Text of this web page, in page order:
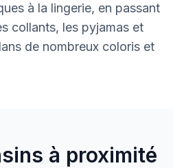
à la lingerie, en passant
collants, les pyjamas et
de nombreux coloris et
à proximité